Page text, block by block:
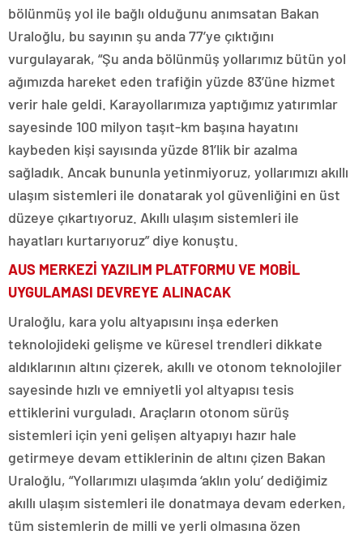
bölünmüş yol ile bağlı olduğunu anımsatan Bakan
Uraloğlu, bu sayının şu anda 77’ye çıktığını
vurgulayarak, “Şu anda bölünmüş yollarımız bütün yol
ağımızda hareket eden trafiğin yüzde 83’üne hizmet
verir hale geldi. Karayollarımıza yaptığımız yatırımlar
sayesinde 100 milyon taşıt-km başına hayatını
kaybeden kişi sayısında yüzde 81’lik bir azalma
sağladık. Ancak bununla yetinmiyoruz, yollarımızı akıllı
ulaşım sistemleri ile donatarak yol güvenliğini en üst
düzeye çıkartıyoruz. Akıllı ulaşım sistemleri ile
hayatları kurtarıyoruz” diye konuştu.
AUS MERKEZİ YAZILIM PLATFORMU VE MOBİL
UYGULAMASI DEVREYE ALINACAK
Uraloğlu, kara yolu altyapısını inşa ederken
teknolojideki gelişme ve küresel trendleri dikkate
aldıklarının altını çizerek, akıllı ve otonom teknolojiler
sayesinde hızlı ve emniyetli yol altyapısı tesis
ettiklerini vurguladı. Araçların otonom sürüş
sistemleri için yeni gelişen altyapıyı hazır hale
getirmeye devam ettiklerinin de altını çizen Bakan
Uraloğlu, “Yollarımızı ulaşımda ‘aklın yolu’ dediğimiz
akıllı ulaşım sistemleri ile donatmaya devam ederken,
tüm sistemlerin de milli ve yerli olmasına özen